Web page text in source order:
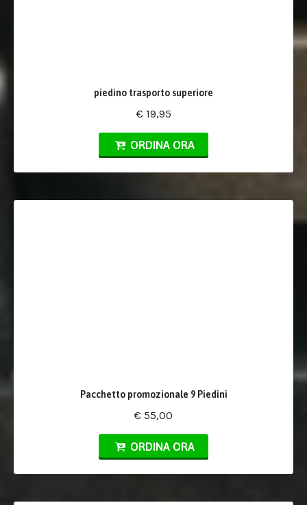
piedino trasporto superiore
€ 19,95
ORDINA ORA
Pacchetto promozionale 9 Piedini
€ 55,00
ORDINA ORA